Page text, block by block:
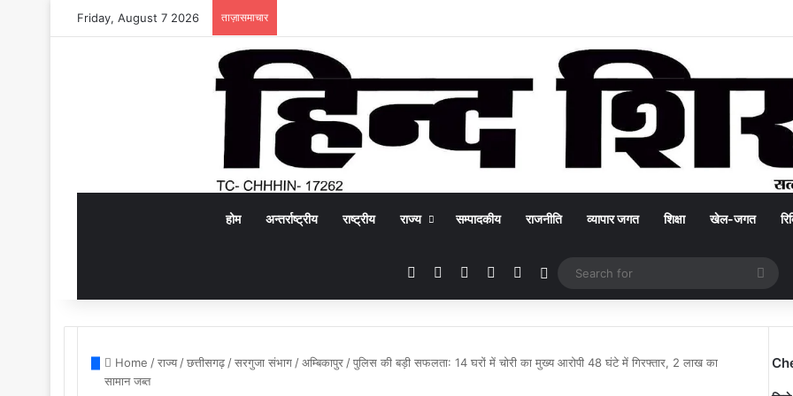
Friday, August 7 2026 ताज़ासमाचार
होम अन्तर्राष्ट्रीय राष्ट्रीय राज्य सम्पादकीय राजनीति व्यापार जगत शिक्षा खेल-जगत
Facebook YouTubeInstagramWhatsApp
Switch skin
for
Home /राज्य/छत्तीसगढ़/सरगुजा संभाग/अम्बिकापुर/पुलिस की बड़ी सफलता: 14 घरों में चोरी का मुख्य आरोपी 48 घंटे में गिरफ्तार, 2 लाख का
सामान जब्त